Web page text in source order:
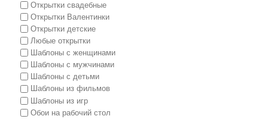
Открытки свадебные
Открытки Валентинки
Открытки детские
Любые открытки
Шаблоны с женщинами
Шаблоны с мужчинами
Шаблоны с детьми
Шаблоны из фильмов
Шаблоны из игр
Обои на рабочий стол